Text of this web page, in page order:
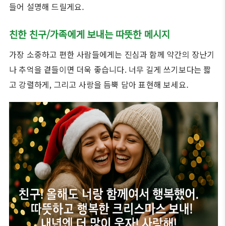
들어 설명해 드릴게요.
친한 친구/가족에게 보내는 따뜻한 메시지
가장 소중하고 편한 사람들에게는 진심과 함께 약간의 장난기
나 추억을 곁들이면 더욱 좋습니다. 너무 길게 쓰기보다는 짧
고 강렬하게, 그리고 사랑을 듬뿍 담아 표현해 보세요.